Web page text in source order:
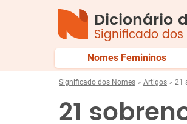
Dicionário
Significado
Nomes Femininos
Significado dos Nomes Artigos 21
21